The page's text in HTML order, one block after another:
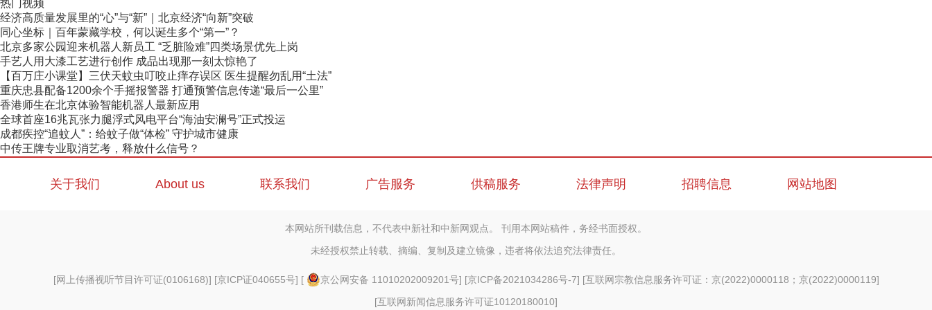
热门视频
经济高质量发展里的“心”与“新”｜北京经济“向新”突破
同心坐标｜百年蒙藏学校，何以诞生多个“第一”？
北京多家公园迎来机器人新员工 “乏脏险难”四类场景优先上岗
手艺人用大漆工艺进行创作 成品出现那一刻太惊艳了
【百万庄小课堂】三伏天蚊虫叮咬止痒存误区 医生提醒勿乱用“土法”
重庆忠县配备1200余个手摇报警器 打通预警信息传递“最后一公里”
香港师生在北京体验智能机器人最新应用
全球首座16兆瓦张力腿浮式风电平台“海油安澜号”正式投运
成都疾控“追蚊人”：给蚊子做“体检” 守护城市健康
中传王牌专业取消艺考，释放什么信号？
关于我们 About us 联系我们 广告服务 供稿服务 法律声明 招聘信息 网站地图
本网站所刊载信息，不代表中新社和中新网观点。 刊用本网站稿件，务经书面授权。
未经授权禁止转载、摘编、复制及建立镜像，违者将依法追究法律责任。
[网上传播视听节目许可证(0106168)] [京ICP证040655号] [ 京公网安备 11010202009201号] [京ICP备2021034286号-7] [互联网宗教信息服务许可证：京(2022)0000118；京(2022)0000119]
[互联网新闻信息服务许可证10120180010]